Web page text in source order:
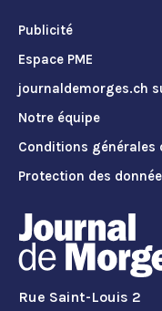
Publicité
Espace PME
journaldemorges.ch
Notre équipe
Conditions générales
Protection des
Rue Saint-Louis 2